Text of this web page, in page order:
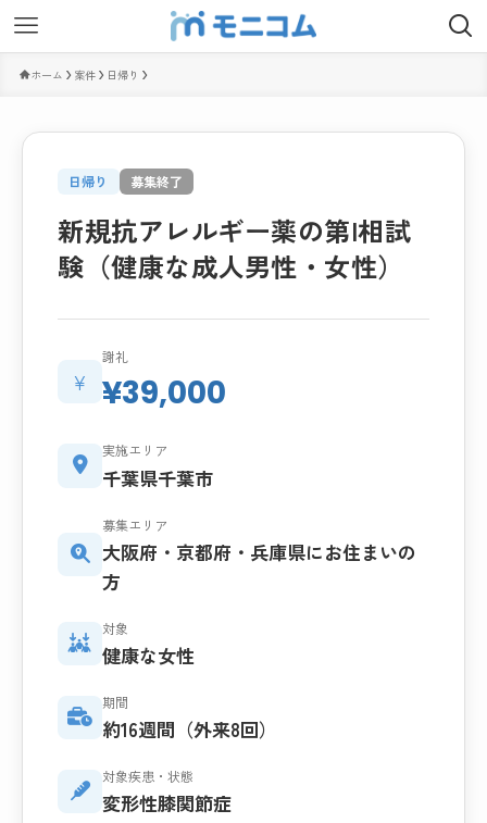
ホーム 案件 日帰り
日帰り 募集終了
新規抗アレルギー薬の第I相試
験（健康な成人男性・女性）
¥
謝礼
¥39,000
実施エリア
千葉県千葉市
募集エリア
大阪府・京都府・兵庫県にお住まいの
方
対象
健康な女性
期間
約16週間（外来8回）
対象疾患・状態
変形性膝関節症